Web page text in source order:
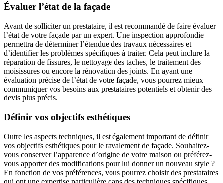
Évaluer l’état de la façade
Avant de solliciter un prestataire, il est recommandé de faire évaluer
l’état de votre façade par un expert. Une inspection approfondie
permettra de déterminer l’étendue des travaux nécessaires et
d’identifier les problèmes spécifiques à traiter. Cela peut inclure la
réparation de fissures, le nettoyage des taches, le traitement des
moisissures ou encore la rénovation des joints. En ayant une
évaluation précise de l’état de votre façade, vous pourrez mieux
communiquer vos besoins aux prestataires potentiels et obtenir des
devis plus précis.
Définir vos objectifs esthétiques
Outre les aspects techniques, il est également important de définir
vos objectifs esthétiques pour le ravalement de façade. Souhaitez-
vous conserver l’apparence d’origine de votre maison ou préférez-
vous apporter des modifications pour lui donner un nouveau style ?
En fonction de vos préférences, vous pourrez choisir des prestataires
qui ont une expertise particulière dans des techniques spécifiques,